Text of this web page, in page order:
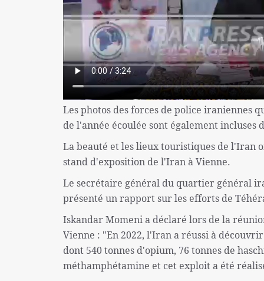
Les photos des forces de police iraniennes
de l'année écoulée sont également incluses
La beauté et les lieux touristiques de l'Iran
stand d'exposition de l'Iran à Vienne.
Le secrétaire général du quartier général
présenté un rapport sur les efforts de
Iskandar Momeni a déclaré lors de la
Vienne : "En 2022, l'Iran a réussi à
dont 540 tonnes d'opium, 76 tonnes de
méthamphétamine et cet exploit a été